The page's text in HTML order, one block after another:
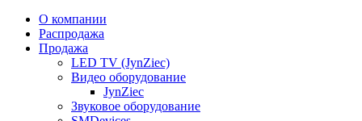
О компании
Распродажа
Продажа
LED TV (JynZiec)
Видео оборудование
JynZiec
Звуковое оборудование